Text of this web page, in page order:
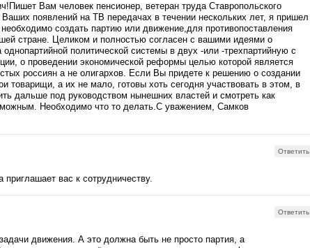
Вам человек пенсионер, ветеран труда Ставропольского
появлений на ТВ передачах в течении нескольких лет, я пришел
создать партию или движение,для противопоставления
стране. Целиком и полностью согласен с вашими идеями о
однопартийной политической системы в двух -или -трехпартийную с
о проведении экономической реформы целью которой является
россиян а не олигархов. Если Вы придете к решению о создании
товарищи, а их не мало, готовы хоть сегодня участвовать в этом, в
дальше под руководством нынешних властей и смотреть как
Необходимо что то делать.С уважением, Самков
Ответить
приглашает вас к сотрудничеству.
Ответить
движения. А это должна быть не просто партия, а